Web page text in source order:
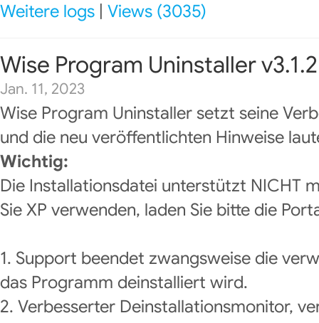
Weitere logs Views (3035)
Wise Program Uninstaller v3.1.2
Jan. 11, 2023
Wise Program Uninstaller setzt seine
und die neu veröffentlichten Hinweise
Wichtig:
Die Installationsdatei unterstützt NICHT
Sie XP verwenden, laden Sie bitte die
1. Support beendet zwangsweise die
das Programm deinstalliert wird.
2. Verbesserter Deinstallationsmonitor,